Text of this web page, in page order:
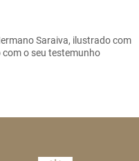
Saraiva, ilustrado com
o seu testemunho